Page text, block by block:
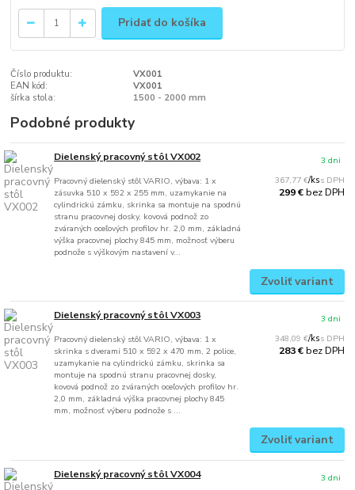
Pridať do košíka
Číslo produktu:
VX001
EAN kód:
VX001
šírka stola:
1500 - 2000 mm
Podobné produkty
Dielenský pracovný stôl VX002
Pracovný dielenský stôl VARIO, výbava: 1 x
zásuvka 510 x 592 x 255 mm, uzamykanie na
cylindrickú zámku, skrinka sa montuje na spodnú
stranu pracovnej dosky, kovová podnož zo
zváraných oceľových profilov hr. 2,0 mm, základná
výška pracovnej plochy 845 mm, možnosť výberu
podnože s výškovým nastavení v...
367,77 €/ks
299 €bez DPH
3 dni
Zvoliť variant
Dielenský pracovný stôl VX003
Pracovný dielenský stôl VARIO, výbava: 1 x
skrinka s dverami 510 x 592 x 470 mm, 2 police,
uzamykanie na cylindrickú zámku, skrinka sa
montuje na spodnú stranu pracovnej dosky,
kovová podnož zo zváraných oceľových profilov hr.
2,0 mm, základná výška pracovnej plochy 845
mm, možnosť výberu podnože s ...
348,09 €/ks
283 €bez DPH
3 dni
Zvoliť variant
Dielenský pracovný stôl VX004 3 dni